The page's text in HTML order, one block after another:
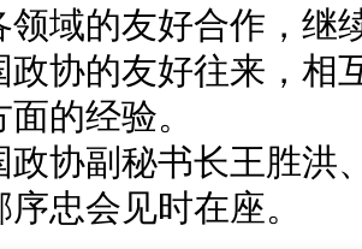
领域的友好合作，继
政协的友好往来，相
的经验。
副秘书长王胜洪
忠会见时在座。